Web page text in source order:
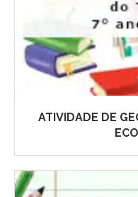
ATIVIDADE DE